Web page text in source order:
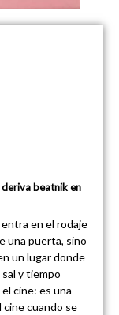
deriva beatnik en
entra en el rodaje
una puerta, sino
un lugar donde
y tiempo
cine: es una
cuando se